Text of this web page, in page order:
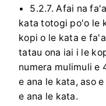
5.2.7. Afai na
kata totogi po'o le
kopi o le kata e
tatau ona iai i le
numera mulimuli e
e ana le kata, aso
e ana le kata.